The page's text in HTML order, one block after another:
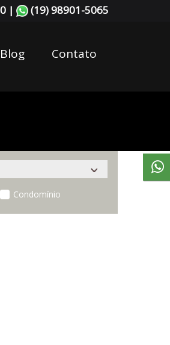
| (19) 98901-5065
Blog Contato
Condomínio